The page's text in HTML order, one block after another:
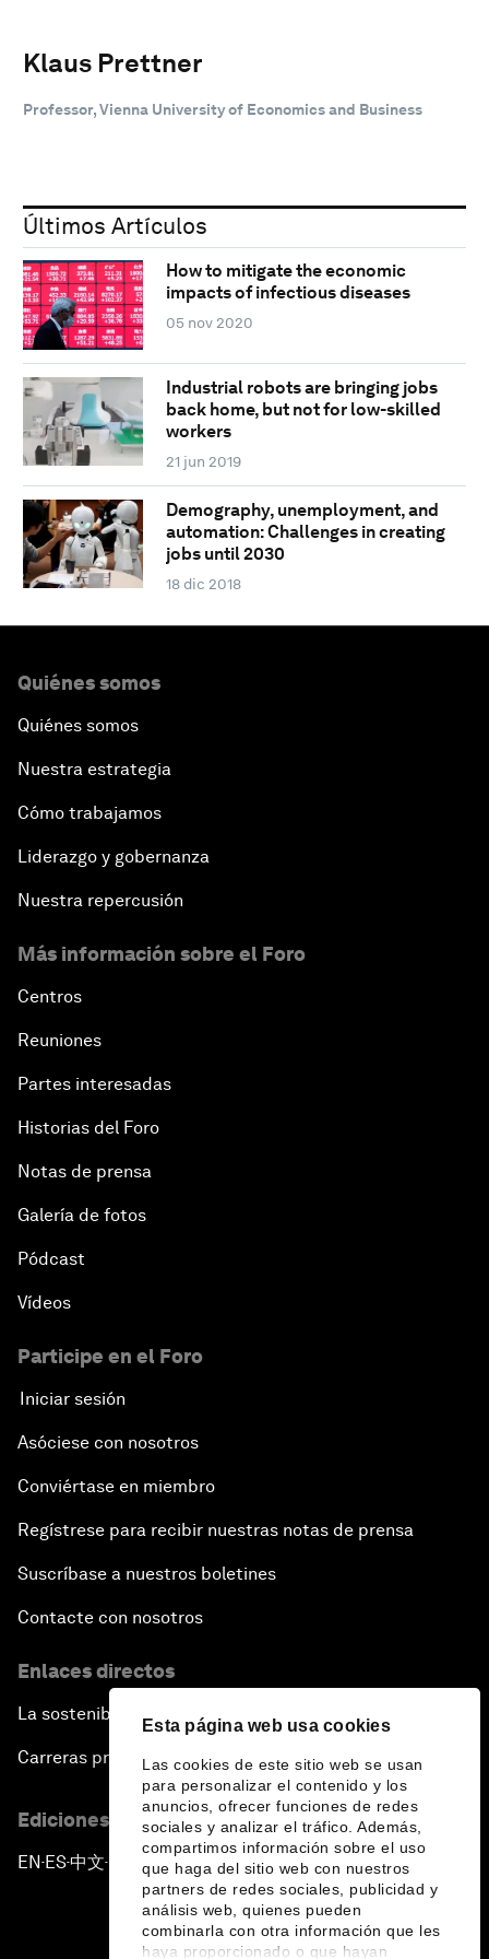
Esta página web usa cookies
Las cookies de este sitio web se usan
para personalizar el contenido y los
anuncios, ofrecer funciones de redes
sociales y analizar el tráfico. Además,
compartimos información sobre el uso
que haga del sitio web con nuestros
partners de redes sociales, publicidad y
análisis web, quienes pueden
combinarla con otra información que les
haya proporcionado o que hayan
Klaus Prettner
Professor, Vienna University of Economics and Business
Últimos Artículos
How to mitigate the economic
impacts of infectious diseases
05 nov 2020
Industrial robots are bringing jobs
back home, but not for low-skilled
workers
21 jun 2019
Demography, unemployment, and
automation: Challenges in creating
jobs until 2030
18 dic 2018
Quiénes somos
Quiénes somos
Nuestra estrategia
Cómo trabajamos
Liderazgo y gobernanza
Nuestra repercusión
Más información sobre el Foro
Centros
Reuniones
Partes interesadas
Historias del Foro
Notas de prensa
Galería de fotos
Pódcast
Vídeos
Participe en el Foro
Iniciar sesión
Asóciese con nosotros
Conviértase en miembro
Regístrese para recibir nuestras notas de prensa
Suscríbase a nuestros boletines
Contacte con nosotros
Enlaces directos
La sostenibilidad en el Foro
Carreras profesionales
Ediciones en otros idiomas
EN ▪ES▪中文▪ 日本語